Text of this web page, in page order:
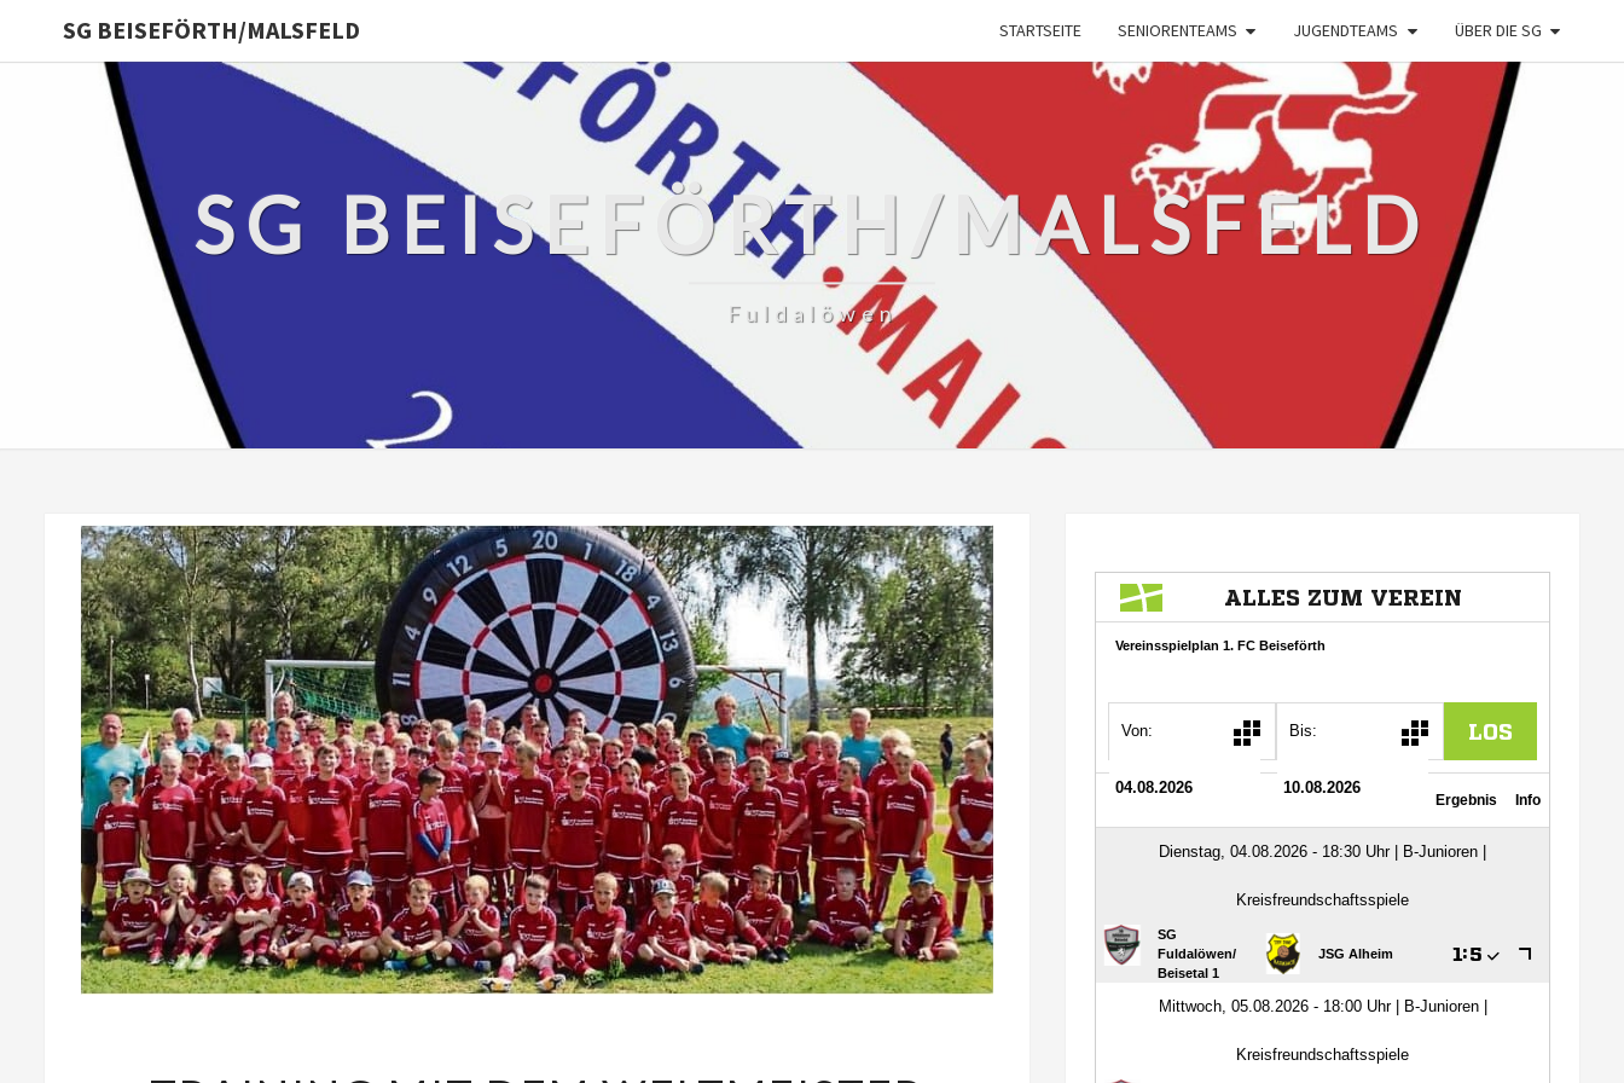
SG BEISEFÖRTH/MALSFELD STARTSEITE SENIORENTEAMS JUGENDTEAMS ÜBER DIE SG
SG BEISEFÖRTH/MALSFELD
Fuldalöwen